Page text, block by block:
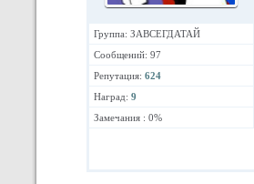
Группа: ЗАВСЕГДАТАЙ
Сообщений: 97
Репутация: 624
Наград: 9
Замечания : 0%